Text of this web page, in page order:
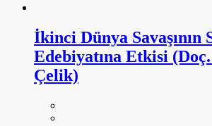
İkinci Dünya Savaşının
Edebiyatına Etkisi
Çelik)